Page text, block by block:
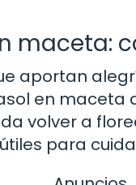
maceta:
aportan
en maceta
volver a
para